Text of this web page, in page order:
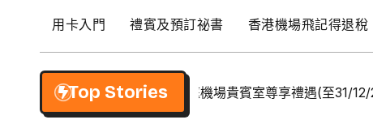
用卡入門 禮賓及預訂祕書 香港機場飛記得退稅
Top Stories
【BCM】環亞優逸庭機場貴賓室尊享禮遇(至31/